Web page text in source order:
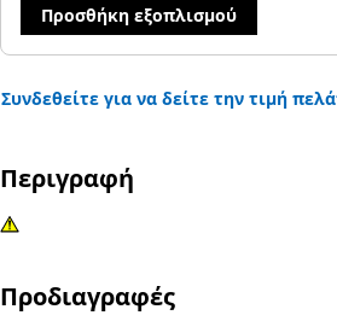
Προσθήκη εξοπλισμού
Συνδεθείτε για να δείτε την τιμή
Περιγραφή
Προδιαγραφές